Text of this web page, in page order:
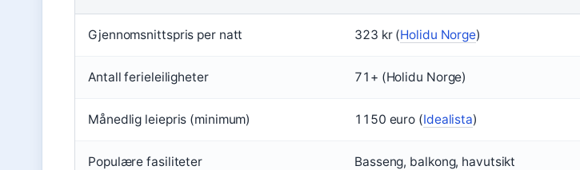
Gjennomsnittspris per natt 323 kr (Holidu Norge)
Antall ferieleiligheter 71+ (Holidu Norge)
Månedlig leiepris (minimum) 1150 euro (Idealista)
Populære fasiliteter Basseng, balkong, havutsikt